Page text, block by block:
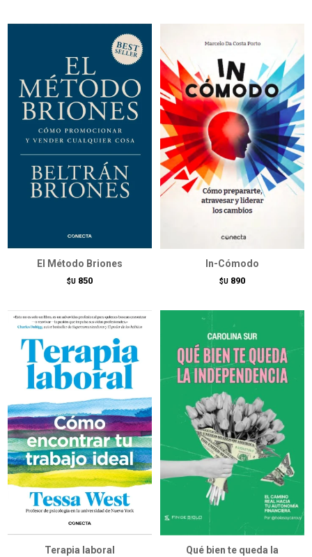
El Método Briones
$U 850
In-Cómodo
$U 890
Terapia laboral
Qué bien te queda la